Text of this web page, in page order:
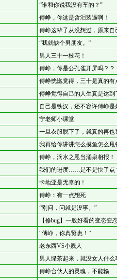
“谁和你说我没有车的？”
傅峥，你这是含泪装逼啊！
傅峥这辈子从没想过，原来
“我就缺个男朋友。”
男人三十一枝花！
傅峥，你是公孔雀开屏吗？？
傅峥恍惚觉得，三十是真的
傅峥觉得自己的人生真是达到
自己是铁汉，还不容许傅峥是
宁老师小课堂
一旦衣服脱下了，就真的再
我再给你讲讲怎么摸鱼怎么
傅峥，滴水之恩当涌泉相报！
我们的进度……是不是快了点
卡地亚是无辜的！
傅峥：有一点想死
“别问，问就是没事。”
【修bug】一般好看的变态变
“傅峥，你真贤惠！”
老东西VS小贱人
男人绿茶起来，就没女人什么
傅峥合伙人的灵魂，不能输